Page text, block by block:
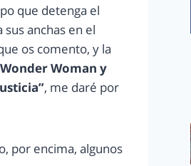
que detenga el
sus anchas en el
os comento, y la
Woman y
, me daré por
por encima, algunos